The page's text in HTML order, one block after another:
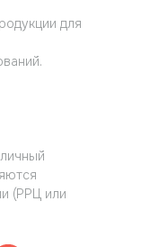
для
(РРЦ или